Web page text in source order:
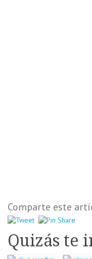
Comparte este
Quizás te